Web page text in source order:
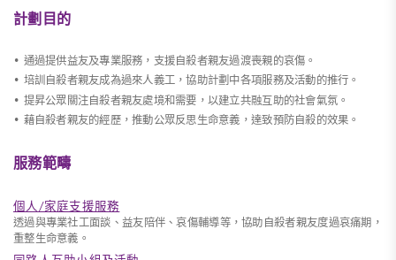
計劃目的
• 通過提供益友及專業服務，支援自殺者親友過渡喪親的哀傷。
• 培訓自殺者親友成為過來人義工，協助計劃中各項服務及活動的推行。
• 提昇公眾關注自殺者親友處境和需要，以建立共融互助的社會氣氛。
• 藉自殺者親友的經歷，推動公眾反思生命意義，達致預防自殺的效果。
服務範疇
個人/家庭支援服務
透過與專業社工面談、益友陪伴、哀傷輔導等，協助自殺者親友度過哀痛期，
重整生命意義。